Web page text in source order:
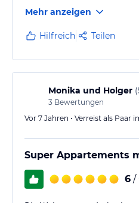
Mehr anzeigen
Hilfreich Teilen
Monika und Holger (
3 Bewertungen
Vor 7 Jahren • Verreist als Paar
Super Appartements
6 /